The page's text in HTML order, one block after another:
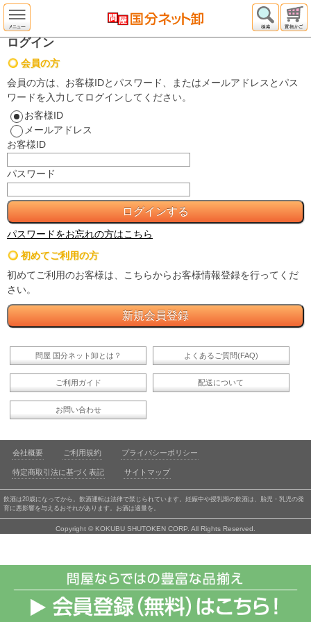
ログイン
会員の方
会員の方は、お客様IDとパスワード、またはメールアドレスとパス
ワードを入力してログインしてください。
お客様ID
メールアドレス
お客様ID
パスワード
パスワードをお忘れの方はこちら
初めてご利用の方
初めてご利用のお客様は、こちらからお客様情報登録を行ってくだ
さい。
問屋 国分ネット卸とは？ よくあるご質問(FAQ)
ご利用ガイド 配送について
お問い合わせ
会社概要 ご利用規約 プライバシーポリシー
特定商取引法に基づく表記 サイトマップ
飲酒は20歳になってから。飲酒運転は法律で禁じられています。妊娠中や授乳期の飲酒は、胎児・乳児の発
育に悪影響を与えるおそれがあります。お酒は適量を。
Copyright © KOKUBU SHUTOKEN CORP. All Rights Reserved.